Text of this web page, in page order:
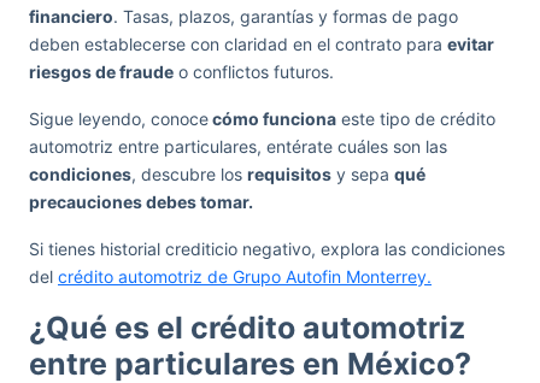
financiero. Tasas, plazos, garantías y formas de pago
deben establecerse con claridad en el contrato para evitar
riesgos de fraude o conflictos futuros.
Sigue leyendo, conocecómo funciona este tipo de crédito
automotriz entre particulares, entérate cuáles son las
condiciones, descubre los requisitos y sepa qué
precauciones debes tomar.
Si tienes historial crediticio negativo, explora las condiciones
del crédito automotriz de Grupo Autofin Monterrey.
¿Qué es el crédito automotriz
entre particulares en México?